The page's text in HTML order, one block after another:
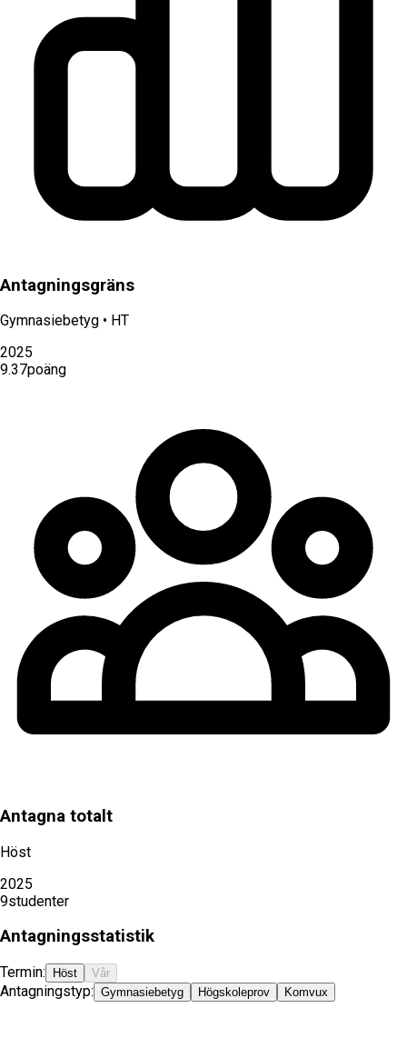
Antagningsgräns
Gymnasiebetyg • HT
2025
9.37poäng
Antagna totalt
Höst
2025
9studenter
Antagningsstatistik
Termin: Höst Vår
Antagningstyp: Gymnasiebetyg Högskoleprov Komvux